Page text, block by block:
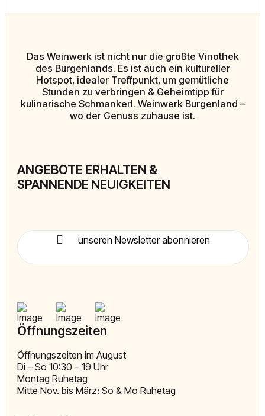
Das Weinwerk ist nicht nur die größte Vinothek
des Burgenlands. Es ist auch ein kultureller
Hotspot, idealer Treffpunkt, um gemütliche
Stunden zu verbringen & Geheimtipp für
kulinarische Schmankerl. Weinwerk Burgenland –
wo der Genuss zuhause ist.
ANGEBOTE ERHALTEN &
SPANNENDE NEUIGKEITEN
unseren Newsletter abonnieren
Öffnungszeiten
Öffnungszeiten im August
Di – So 10:30 – 19 Uhr
Montag Ruhetag
Mitte Nov. bis März: So & Mo Ruhetag